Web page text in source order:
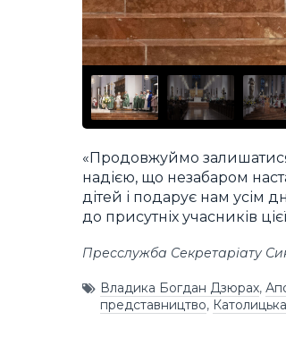
«Продовжуймо залишатися
надією, що незабаром
дітей і подарує нам усім
до присутніх учасників
Пресслужба Секретаріату
Владика Богдан Дзюрах,
представництво,